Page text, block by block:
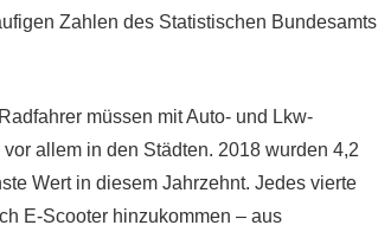
Zahlen des Statistischen Bundesamts
müssen mit Auto- und Lkw-
allem in den Städten. 2018 wurden 4,2
Wert in diesem Jahrzehnt. Jedes vierte
E-Scooter hinzukommen – aus